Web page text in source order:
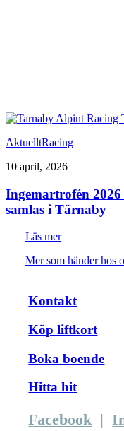
AktuelltRacing
10 april, 2026
Ingemartrofén
samlas i Tärnaby
Läs mer
Mer som händer hos
Kontakt
Köp liftkort
Boka boende
Hitta hit
Facebook |